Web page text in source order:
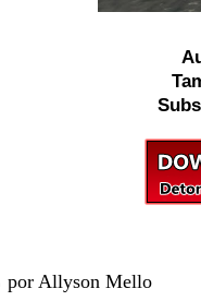
por Allyson Mello